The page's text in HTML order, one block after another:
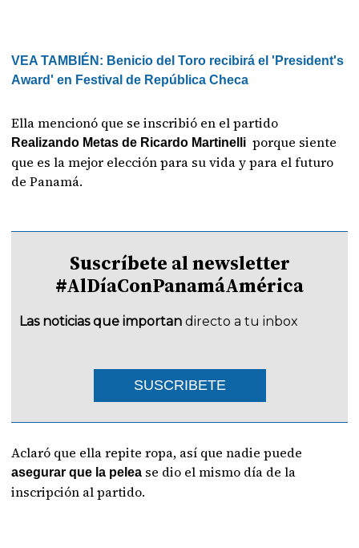
VEA TAMBIÉN: Benicio del Toro recibirá el 'President's
Award' en Festival de República Checa
Ella mencionó que se inscribió en el partido
Realizando Metas de Ricardo Martinelli porque siente
que es la mejor elección para su vida y para el futuro
de Panamá.
Suscríbete al newsletter
#AlDíaConPanamáAmérica
Las noticias que importan directo a tu inbox
SUSCRIBETE
Aclaró que ella repite ropa, así que nadie puede
asegurar que la pelea se dio el mismo día de la
inscripción al partido.